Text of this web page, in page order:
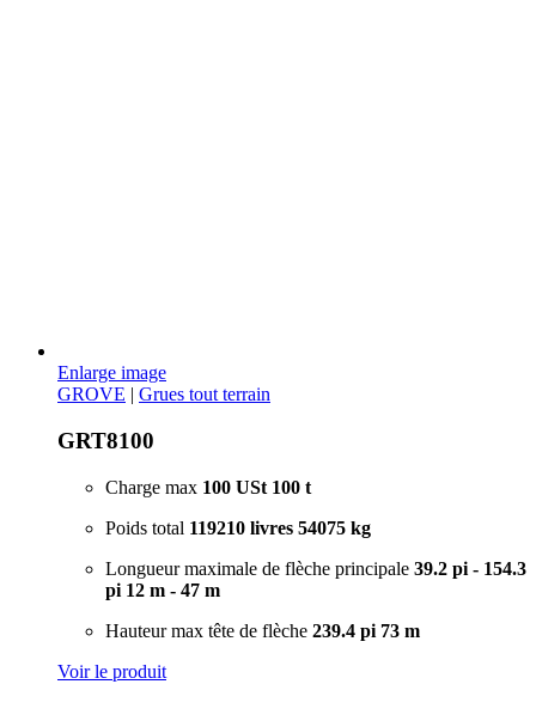
Enlarge image
GROVE | Grues tout terrain
GRT8100
Charge max 100 USt 100 t
Poids total 119210 livres 54075 kg
Longueur maximale de flèche principale 39.2 pi - 154.3
pi 12 m - 47 m
Hauteur max tête de flèche 239.4 pi 73 m
Voir le produit